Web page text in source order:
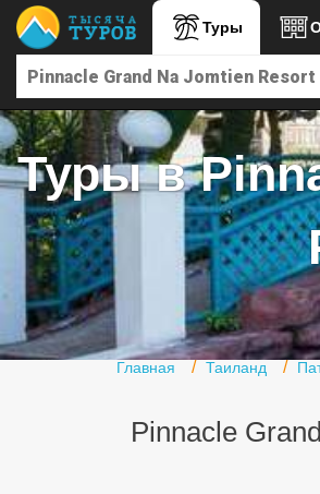
Туры
Туры в
Главная Таиланд
Pinnacle
Главная
Туры в Турцию
Туры в Египет
Туры в ОАЭ
Офис г. Москва
Помощь
Подборки отелей